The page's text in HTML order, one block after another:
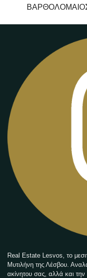
Real Estate Lesvos, το
Μυτιλήνη της Λέσβου.
ακίνητου σας, αλλά και